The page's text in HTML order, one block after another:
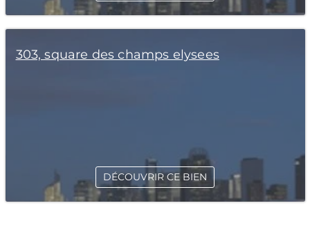
303, square des champs elysees
DÉCOUVRIR CE BIEN